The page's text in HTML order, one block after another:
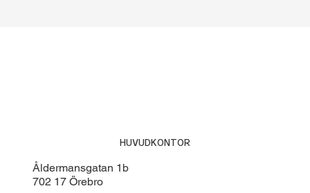
HUVUDKONTOR
Åldermansgatan 1b
702 17 Örebro